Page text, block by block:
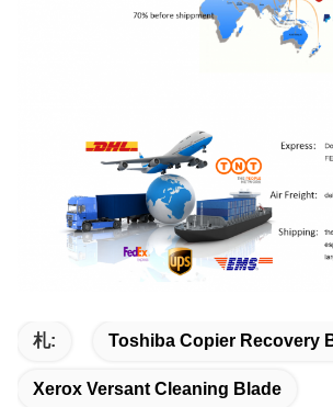
札: Toshiba Copier Recovery
Xerox Versant Cleaning Blade